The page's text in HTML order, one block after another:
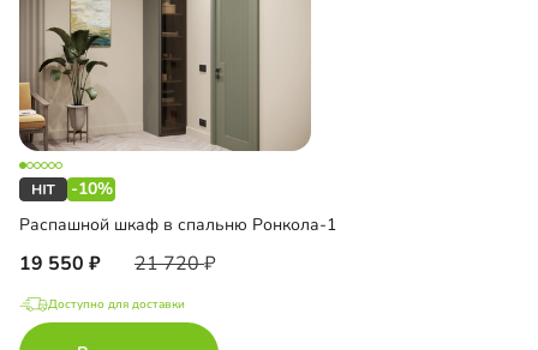
-10%
Распашной шкаф в спальню Ронкола-1
19 550 21 720
Доступно для доставки